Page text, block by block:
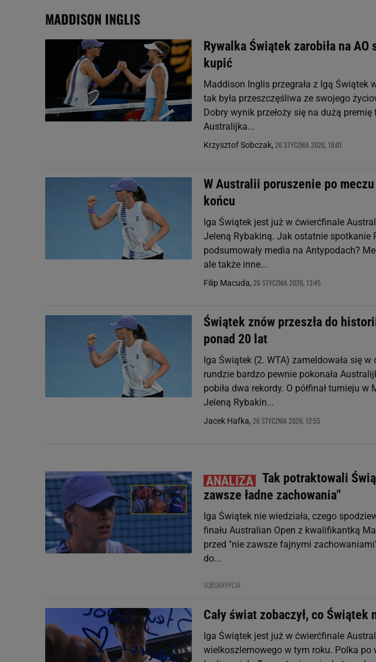
MADDISON INGLIS
Rywalka Świątek zarobiła na
kupić
Maddison Inglis przegrała z Igą Świątek
tak była przeszczęśliwa ze swojego
Dobry wynik przełoży się na dużą
Australijka...
Krzysztof Sobczak, 26 STYCZNIA 2026, 18:01
W Australii poruszenie po
końcu
Iga Świątek jest już w ćwierćfinale
Jeleną Rybakiną. Jak ostatnie spotkanie
podsumowały media na Antypodach?
ale także inne...
Filip Macuda, 26 STYCZNIA 2026, 13:45
Świątek znów przeszła do
ponad 20 lat
Iga Świątek (2. WTA) zameldowała się
rundzie bardzo pewnie pokonała
pobiła dwa rekordy. O półfinał turnieju
Jeleną Rybakin...
Jacek Hafka, 26 STYCZNIA 2026, 12:55
Tak potraktowali
zawsze ładne zachowania"
Iga Świątek nie wiedziała, czego
finału Australian Open z kwalifikantką
przed "nie zawsze fajnymi
do...
SUBSKRYPCJA
Cały świat zobaczył, co Świątek
Iga Świątek jest już w ćwierćfinale
wielkoszlemowego w tym roku. Polka